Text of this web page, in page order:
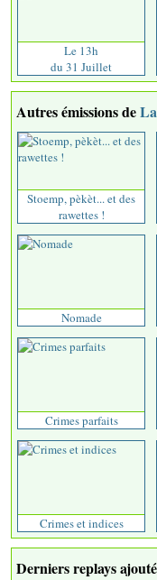
Le 13h
du 31 Juillet
Autres émissions de
Stoemp, pèkèt... et des
rawettes !
Nomade
Crimes parfaits
Crimes et indices
Derniers replays